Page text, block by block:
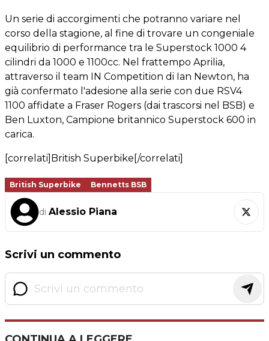
Un serie di accorgimenti che potranno variare nel
corso della stagione, al fine di trovare un congeniale
equilibrio di performance tra le Superstock 1000 4
cilindri da 1000 e 1100cc. Nel frattempo Aprilia,
attraverso il team IN Competition di Ian Newton, ha
già confermato l'adesione alla serie con due RSV4
1100 affidate a Fraser Rogers (dai trascorsi nel BSB) e
Ben Luxton, Campione britannico Superstock 600 in
carica.
[correlati]British Superbike[/correlati]
British Superbike Bennetts BSB
di Alessio Piana
Scrivi un commento